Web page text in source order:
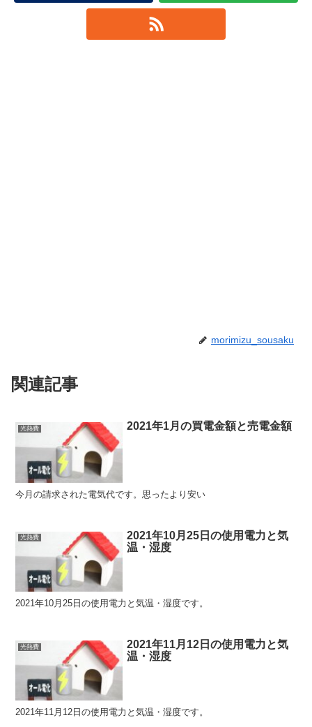
morimizu_sousaku
関連記事
光熱費 2021年1月の買電金額と売電金額
今月の請求された電気代です。思ったより安い
光熱費
2021年10月25日の使用電力と気
温・湿度
2021年10月25日の使用電力と気温・湿度です。
光熱費
2021年11月12日の使用電力と気
温・湿度
2021年11月12日の使用電力と気温・湿度です。